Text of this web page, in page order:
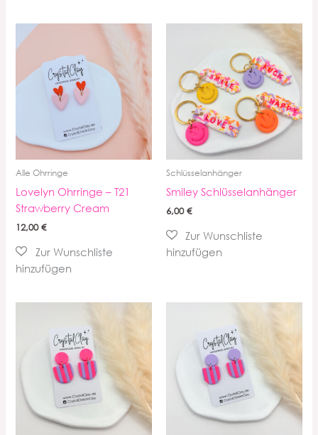
Alle Ohrringe
Lovelyn Ohrringe – T21
Strawberry Cream
12,00€
Schlüsselanhänger
Smiley Schlüsselanhänger
6,00€